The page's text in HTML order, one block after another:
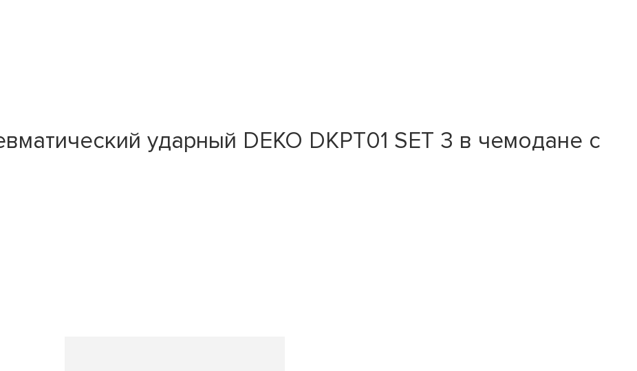
ударный DEKO DKPT01 SET 3 в чемодане с